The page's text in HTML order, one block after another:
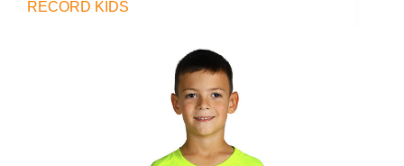
RECORD KIDS